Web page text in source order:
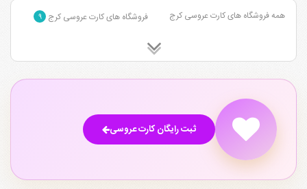
همه فروشگاه های کارت عروسی کرج فروشگاه های کارت عروسی کرج ۹
ثبت رایگان کارت عروسی